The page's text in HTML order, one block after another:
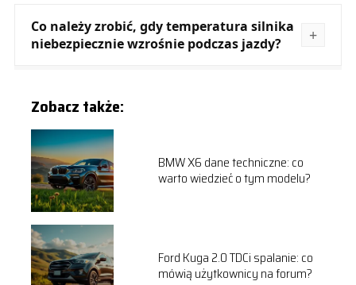
Co należy zrobić, gdy temperatura silnika
niebezpiecznie wzrośnie podczas jazdy?
Zobacz także:
BMW X6 dane techniczne: co
warto wiedzieć o tym modelu?
Ford Kuga 2.0 TDCi spalanie: co
mówią użytkownicy na forum?